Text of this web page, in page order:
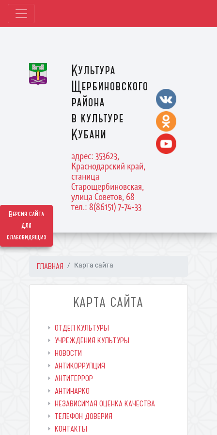
Версия сайта
для
слабовидящих
Культура
Щербиновского
района
в культуре
Кубани
адрес: 353623,
Краснодарский край,
станица
Старощербиновская,
улица Советов, 68
тел.: 8(86151) 7-74-33
ГЛАВНАЯ Карта сайта
КАРТА САЙТА
ОТДЕЛ КУЛЬТУРЫ
УЧРЕЖДЕНИЯ КУЛЬТУРЫ
НОВОСТИ
АНТИКОРРУПЦИЯ
АНТИТЕРРОР
АНТИНАРКО
НЕЗАВИСИМАЯ ОЦЕНКА КАЧЕСТВА
ТЕЛЕФОН ДОВЕРИЯ
КОНТАКТЫ